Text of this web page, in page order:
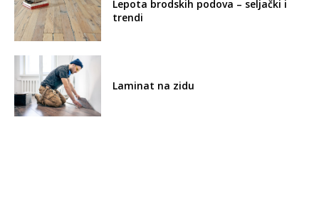
Lepota brodskih podova – seljački i
trendi
Laminat na zidu